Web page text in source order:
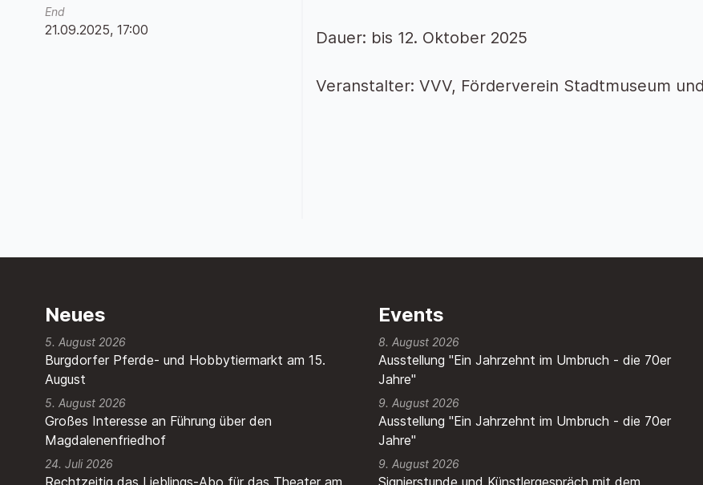
Dauer: bis 12. Oktober 2025
Veranstalter: VVV, Förderverein Stadtmuseum
End
21.09.2025, 17:00
Neues
Burgdorfer Pferde- und Hobbytiermarkt am 15.
August
5. August 2026
Großes Interesse an Führung über den
Magdalenenfriedhof
5. August 2026
Rechtzeitig das Lieblings-Abo für das Theater am
24. Juli 2026
Events
8. August 2026
Ausstellung "Ein Jahrzehnt im Umbruch - die 70er
Jahre"
9. August 2026
Ausstellung "Ein Jahrzehnt im Umbruch - die 70er
Jahre"
9. August 2026
Signierstunde und Künstlergespräch mit dem